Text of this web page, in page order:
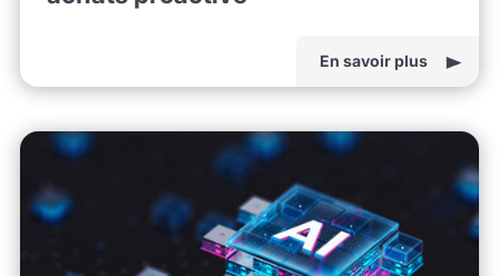
En savoir plus